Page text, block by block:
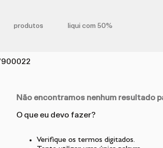
produtos liqui com 50%
Não encontramos nenhum resultado
O que eu devo fazer?
Verifique os termos digitados.